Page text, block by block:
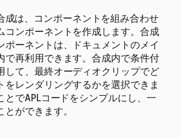
成は、コンポーネントを組み合わせ
コンポーネントを作成します。合成
ポーネントは、ドキュメントのメイ
で再利用できます。合成内で条件付
して、最終オーディオクリップでど
をレンダリングするかを選択できま
とでAPLコードをシンプルにし、一
ができます。